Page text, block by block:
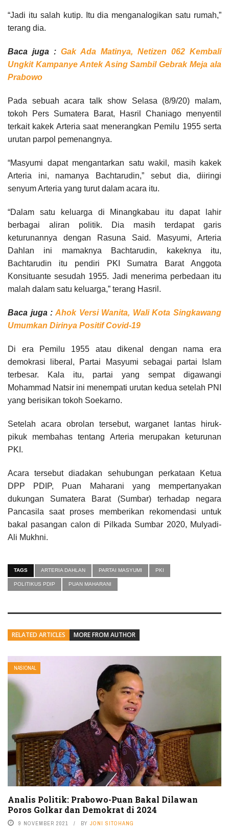
“Jadi itu salah kutip. Itu dia menganalogikan satu rumah,”
terang dia.
Baca juga : Gak Ada Matinya, Netizen 062 Kembali
Ungkit Kampanye Antek Asing Sambil Gebrak Meja ala
Prabowo
Pada sebuah acara talk show Selasa (8/9/20) malam,
tokoh Pers Sumatera Barat, Hasril Chaniago menyentil
terkait kakek Arteria saat menerangkan Pemilu 1955 serta
urutan parpol pemenangnya.
“Masyumi dapat mengantarkan satu wakil, masih kakek
Arteria ini, namanya Bachtarudin,” sebut dia, diiringi
senyum Arteria yang turut dalam acara itu.
“Dalam satu keluarga di Minangkabau itu dapat lahir
berbagai aliran politik. Dia masih terdapat garis
keturunannya dengan Rasuna Said. Masyumi, Arteria
Dahlan ini mamaknya Bachtarudin, kakeknya itu,
Bachtarudin itu pendiri PKI Sumatra Barat Anggota
Konsituante sesudah 1955. Jadi menerima perbedaan itu
malah dalam satu keluarga,” terang Hasril.
Baca juga : Ahok Versi Wanita, Wali Kota Singkawang
Umumkan Dirinya Positif Covid-19
Di era Pemilu 1955 atau dikenal dengan nama era
demokrasi liberal, Partai Masyumi sebagai partai Islam
terbesar. Kala itu, partai yang sempat digawangi
Mohammad Natsir ini menempati urutan kedua setelah PNI
yang berisikan tokoh Soekarno.
Setelah acara obrolan tersebut, warganet lantas hiruk-
pikuk membahas tentang Arteria merupakan keturunan
PKI.
Acara tersebut diadakan sehubungan perkataan Ketua
DPP PDIP, Puan Maharani yang mempertanyakan
dukungan Sumatera Barat (Sumbar) terhadap negara
Pancasila saat proses memberikan rekomendasi untuk
bakal pasangan calon di Pilkada Sumbar 2020, Mulyadi-
Ali Mukhni.
TAGS ARTERIA DAHLAN PARTAI MASYUMI PKI
POLITIKUS PDIP PUAN MAHARANI
RELATED ARTICLES MORE FROM AUTHOR
NASIONAL
Analis Politik: Prabowo-Puan Bakal Dilawan
Poros Golkar dan Demokrat di 2024
9 NOVEMBER 2021 BY JONI SITOHANG